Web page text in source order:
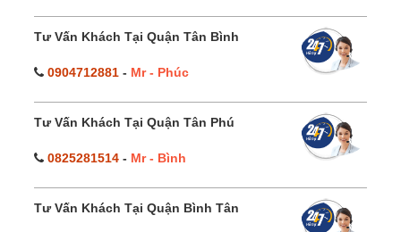
Tư Vấn Khách Tại Quận Tân Bình
0904712881 - Mr - Phúc
Tư Vấn Khách Tại Quận Tân Phú
0825281514 - Mr - Bình
Tư Vấn Khách Tại Quận Bình Tân